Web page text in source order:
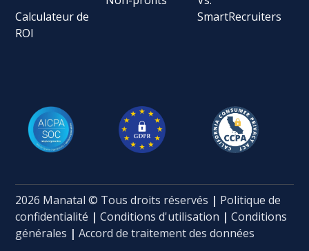
Calculateur de
ROI
SmartRecruiters
2026 Manatal © Tous droits réservés | Politique de
confidentialité |Conditions d'utilisation | Conditions
générales | Accord de traitement des données